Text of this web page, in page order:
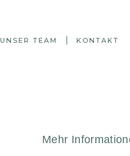
UNSER TEAM KONTAKT